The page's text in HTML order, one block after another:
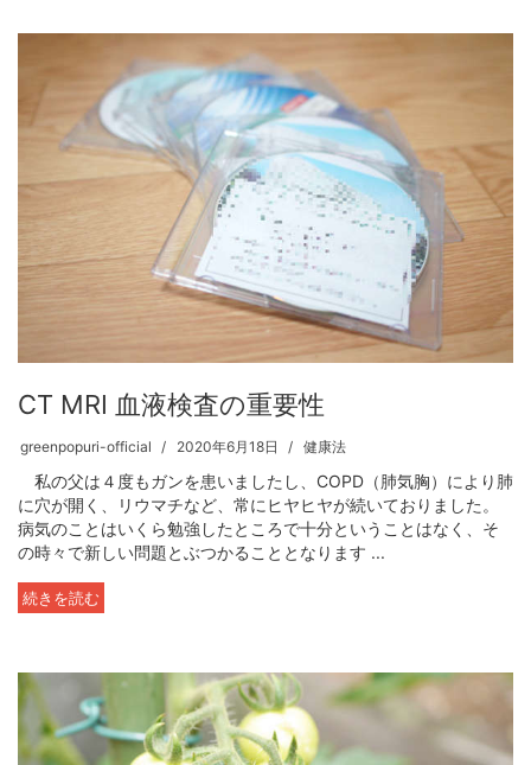
CT MRI 血液検査の重要性
greenpopuri-official 2020年6月18日 健康法
私の父は４度もガンを患いましたし、COPD（肺気胸）により肺
に穴が開く、リウマチなど、常にヒヤヒヤが続いておりました。
病気のことはいくら勉強したところで十分ということはなく、そ
の時々で新しい問題とぶつかることとなります ...
続きを読む